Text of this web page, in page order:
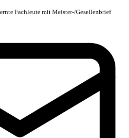
Fachleute mit Meister-/Gesellenbrief